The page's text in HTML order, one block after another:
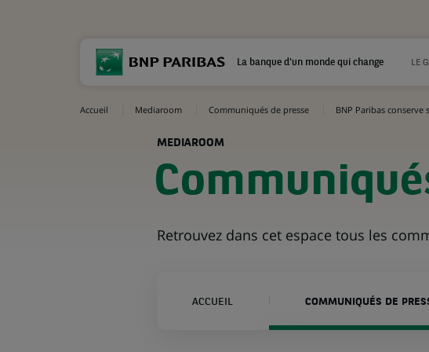
La banque d'un monde qui change LE
Accueil Mediaroom Communiqués de presse BNP Paribas
MEDIAROOM
Retrouvez dans cet espace tous les
ACCUEIL COMMUNIQUÉS DE